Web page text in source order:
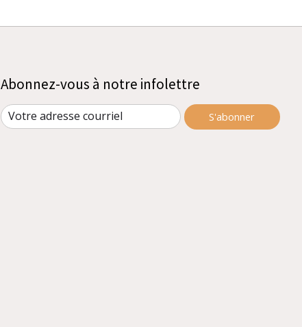
Abonnez-vous à notre infolettre
S'abonner